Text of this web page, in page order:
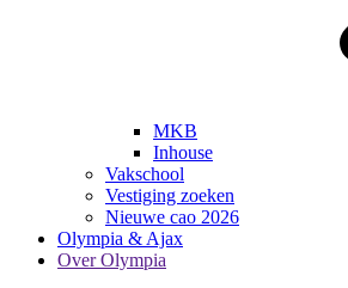
MKB
Inhouse
Vakschool
Vestiging zoeken
Nieuwe cao 2026
Olympia & Ajax
Over Olympia